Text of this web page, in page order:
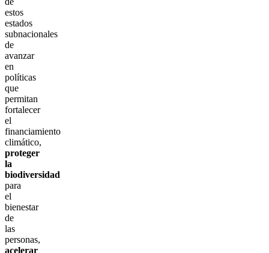
estos
estados
subnacionales
de
avanzar
en
políticas
que
permitan
fortalecer
el
financiamiento
climático,
proteger
la
biodiversidad
para
el
bienestar
de
las
personas,
acelerar